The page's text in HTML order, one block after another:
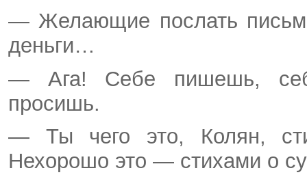
— Желающие послать
деньги…
— Ага! Себе пишешь,
просишь.
— Ты чего это, Колян,
Нехорошо это — стихами о